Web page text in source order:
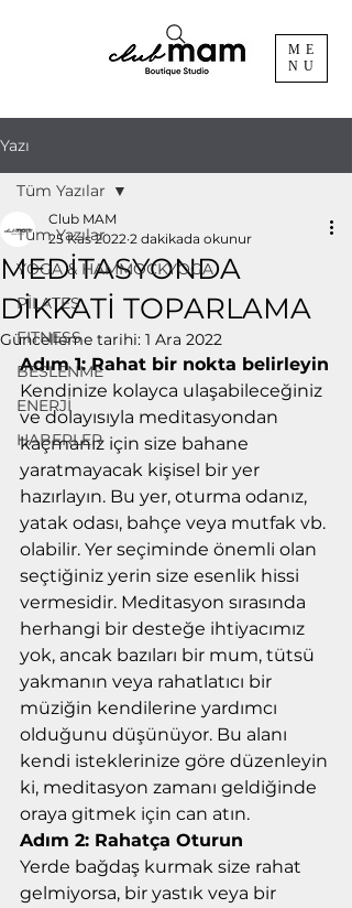
ME
NU
Yazı
Tüm Yazılar
YOGA & HAMMOCKYOGA
PİLATES
FITNESS
BESLENME
ENERJİ
HABERLER
Tüm Yazılar
MEDİTASYONDA
DİKKATİ TOPARLAMA
Club MAM
25 Kas 2022 2 dakikada okunur
Güncelleme tarihi: 1 Ara 2022
Adım 1: Rahat bir nokta belirleyin
Kendinize kolayca ulaşabileceğiniz
ve dolayısıyla meditasyondan
kaçmanız için size bahane
yaratmayacak kişisel bir yer
hazırlayın. Bu yer, oturma odanız,
yatak odası, bahçe veya mutfak vb.
olabilir. Yer seçiminde önemli olan
seçtiğiniz yerin size esenlik hissi
vermesidir. Meditasyon sırasında
herhangi bir desteğe ihtiyacımız
yok, ancak bazıları bir mum, tütsü
yakmanın veya rahatlatıcı bir
müziğin kendilerine yardımcı
olduğunu düşünüyor. Bu alanı
kendi isteklerinize göre düzenleyin
ki, meditasyon zamanı geldiğinde
oraya gitmek için can atın.
Adım 2: Rahatça Oturun
Yerde bağdaş kurmak size rahat
gelmiyorsa, bir yastık veya bir